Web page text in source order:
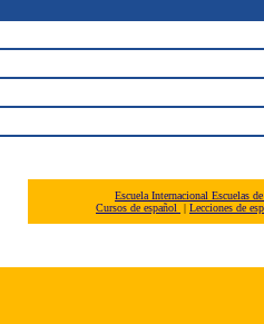
Escuela Internacional Escuelas
Cursos de español
| Lecciones de